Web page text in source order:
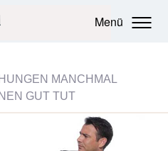
Menü
MANCHMAL
GUT TUT